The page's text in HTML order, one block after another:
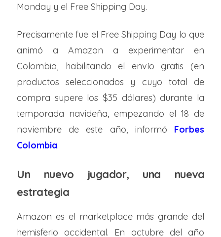
Monday y el Free Shipping Day.
Precisamente fue el Free Shipping Day lo que
animó a Amazon a experimentar en
Colombia, habilitando el envío gratis (en
productos seleccionados y cuyo total de
compra supere los $35 dólares) durante la
temporada navideña, empezando el 18 de
noviembre de este año, informó Forbes
Colombia.
Un nuevo jugador, una nueva
estrategia
Amazon es el marketplace más grande del
hemisferio occidental. En octubre del año